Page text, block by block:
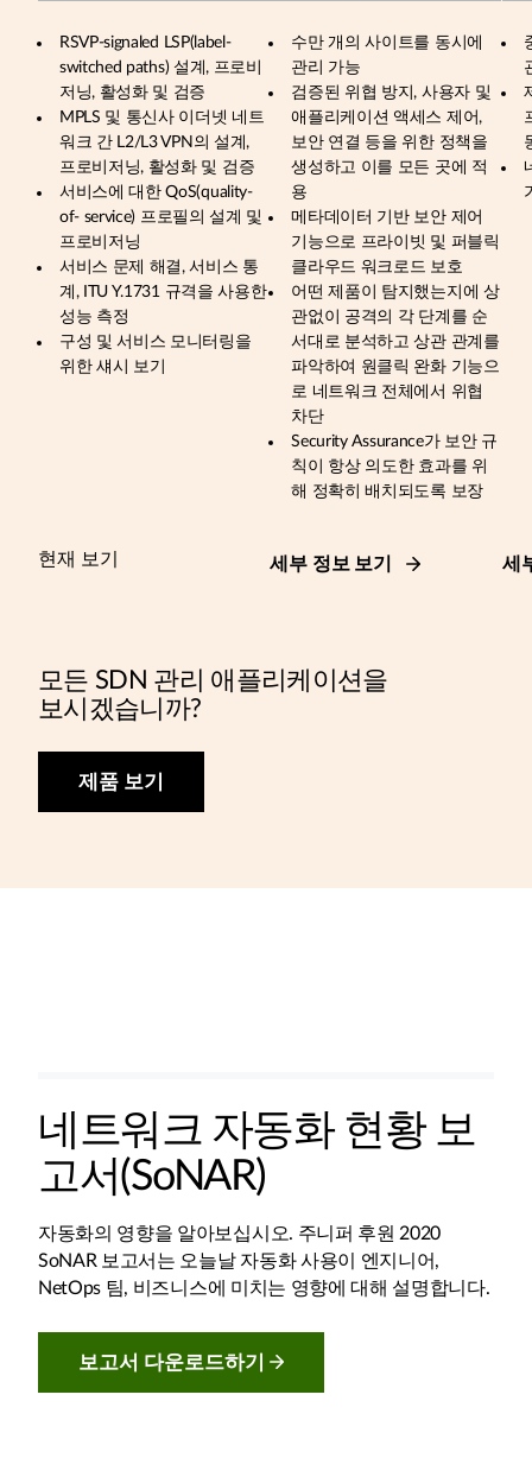
RSVP-signaled LSP(label-
switched paths) 설계, 프로비
저닝, 활성화 및 검증
MPLS 및 통신사 이더넷 네트
워크 간 L2/L3 VPN의 설계,
프로비저닝, 활성화 및 검증
서비스에 대한 QoS(quality-
of- service) 프로필의 설계 및
프로비저닝
서비스 문제 해결, 서비스 통
계, ITU Y.1731 규격을 사용한
성능 측정
구성 및 서비스 모니터링을
위한 섀시 보기
현재 보기
수만 개의 사이트를 동시에
관리 가능
검증된 위협 방지, 사용자 및
애플리케이션 액세스 제어,
보안 연결 등을 위한 정책을
생성하고 이를 모든 곳에 적
용
메타데이터 기반 보안 제어
기능으로 프라이빗 및 퍼블릭
클라우드 워크로드 보호
어떤 제품이 탐지했는지에 상
관없이 공격의 각 단계를 순
서대로 분석하고 상관 관계를
파악하여 원클릭 완화 기능으
로 네트워크 전체에서 위협
차단
Security Assurance가 보안 규
칙이 항상 의도한 효과를 위
해 정확히 배치되도록 보장
세부 정보 보기 세
모든 SDN 관리 애플리케이션을
보시겠습니까?
제품 보기
네트워크 자동화 현황 보
고서(SoNAR)
자동화의 영향을 알아보십시오. 주니퍼 후원 2020
SoNAR 보고서는 오늘날 자동화 사용이 엔지니어,
NetOps 팀, 비즈니스에 미치는 영향에 대해 설명합니다.
보고서 다운로드하기